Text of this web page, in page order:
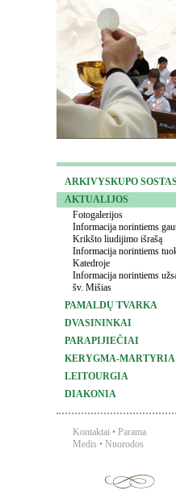
ARKIVYSKUPO
AKTUALIJOS
Fotogalerijos
Informacija norintiems
Krikšto liudijimo išrašą
Informacija norintiems
Katedroje
Informacija norintiems
šv. Mišias
PAMALDŲ TVARKA
DVASININKAI
PARAPIJIEČIAI
KERYGMA-MARTYRIA
LEITOURGIA
DIAKONIA
Kontaktai • Parama
Medis • Nuorodos